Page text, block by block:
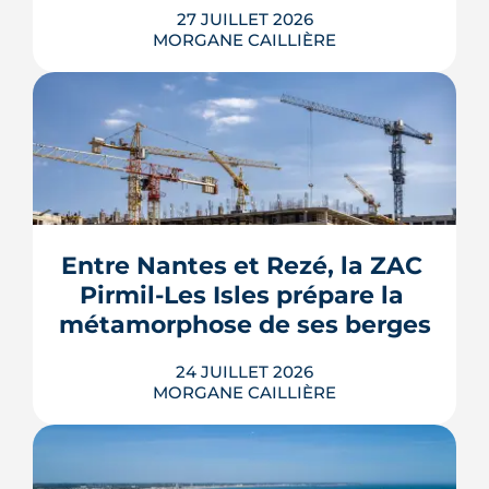
27 JUILLET 2026
MORGANE CAILLIÈRE
Le Gouvernement prévoit de retirer six
familles de travaux du parcours « par
geste » de MaPrimeRénov' au 1er
septembre 2026, sous réserve de la
publication des textes définitifs.
fenêtres, VMC, chauffe-eau
thermodynamique, chauffage au bois
et solaire thermi...
Entre Nantes et Rezé, la ZAC
Pirmil-Les Isles prépare la
métamorphose de ses berges
24 JUILLET 2026
MORGANE CAILLIÈRE